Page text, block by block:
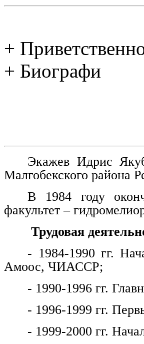
+
+ Биографи
Экажев Идрис
Малгобекского района
В 1984 году
факультет –
Трудовая
- 1984-1990 гг.
Амоос, ЧИАССР;
- 1990-1996 гг.
- 1996-1999 гг.
- 1999-2000 гг.